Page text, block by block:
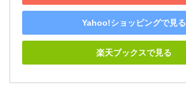
Yahoo!ショッピングで見る
楽天ブックスで見る